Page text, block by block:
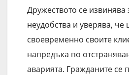
Дружеството се
неудобства и уверява,
своевременно своите
напредъка по
аварията. Гражданите се